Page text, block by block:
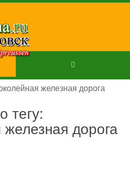
железная дорога
тегу:
железная дорога